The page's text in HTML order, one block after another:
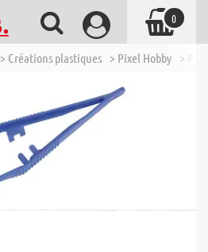
> Créations plastiques > Pixel Hobby >
0